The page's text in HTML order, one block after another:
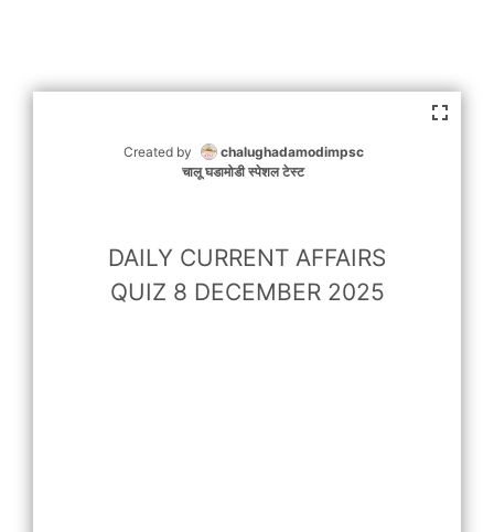
Created by
chalughadamodimpsc
चालू घडामोडी स्पेशल टेस्ट
DAILY CURRENT AFFAIRS
QUIZ 8 DECEMBER 2025